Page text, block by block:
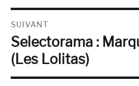
l’article
SUIVANT
Publication
suivante :
Selectorama :
(Les Lolitas)